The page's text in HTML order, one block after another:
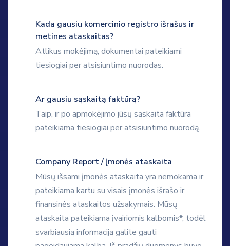
Kada gausiu komercinio registro išrašus ir
metines ataskaitas?
Atlikus mokėjimą, dokumentai pateikiami
tiesiogiai per atsisiuntimo nuorodas.
Ar gausiu sąskaitą faktūrą?
Taip, ir po apmokėjimo jūsų sąskaita faktūra
pateikiama tiesiogiai per atsisiuntimo nuorodą.
Company Report / Įmonės ataskaita
Mūsų išsami įmonės ataskaita yra nemokama ir
pateikiama kartu su visais įmonės išrašo ir
finansinės ataskaitos užsakymais. Mūsų
ataskaita pateikiama įvairiomis kalbomis*, todėl
svarbiausią informaciją galite gauti